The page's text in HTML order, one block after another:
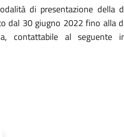
di presentazione della
dal 30 giugno 2022 fino alla
contattabile al seguente